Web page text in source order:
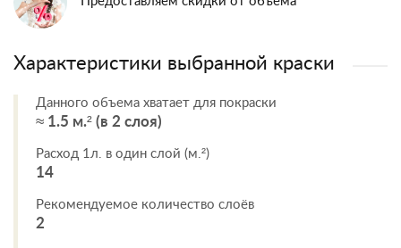
Характеристики выбранной краски
Данного объема хватает для покраски
≈ 1.5 м.² (в 2 слоя)
Расход 1л. в один слой (м.²)
14
Рекомендуемое количество слоёв
2